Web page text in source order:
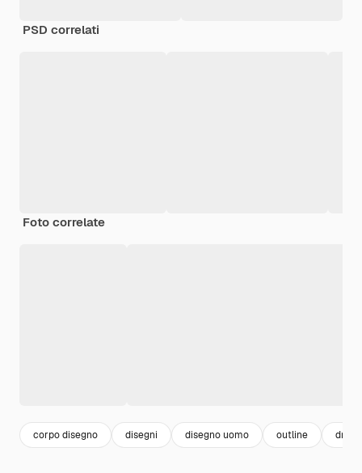
PSD correlati
Foto correlate
corpo disegno disegni disegno uomo outline